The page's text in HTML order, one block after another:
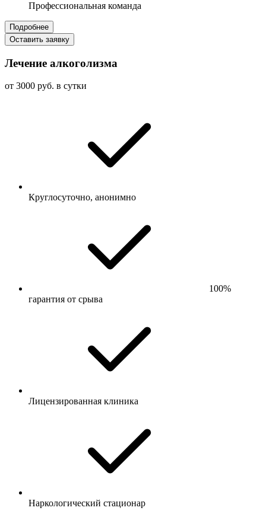
Профессиональная команда
Подробнее
Оставить заявку
Лечение алкоголизма
от 3000 руб. в сутки
Круглосуточно, анонимно
100%
гарантия от срыва
Лицензированная клиника
Наркологический стационар